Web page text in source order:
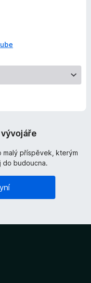
příspěvek, kterým
budoucna.